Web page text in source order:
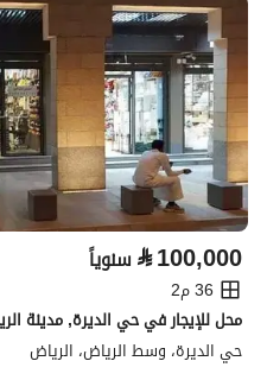
⃁100,000 سنوياً
36 م2
محل للإيجار في حي الديرة, مدينة
حي الديرة، وسط الرياض، الرياض